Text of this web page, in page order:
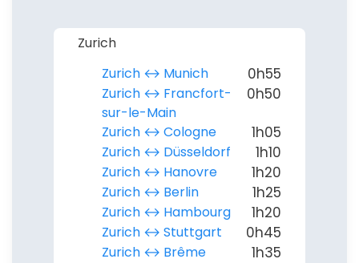
Zurich
Zurich ↔︎ Munich
0h55
Zurich ↔︎ Francfort-
sur-le-Main
0h50
Zurich ↔︎ Cologne 1h05
Zurich ↔︎ Düsseldorf 1h10
Zurich ↔︎ Hanovre 1h20
Zurich ↔︎ Berlin 1h25
Zurich ↔︎ Hambourg 1h20
Zurich ↔︎ Stuttgart 0h45
Zurich ↔︎ Brême 1h35